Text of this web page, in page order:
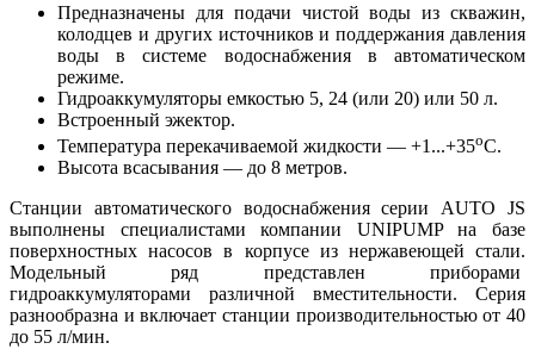
Предназначены для подачи чистой воды из скважин,
колодцев и других источников и поддержания давления
воды в системе водоснабжения в автоматическом
режиме.
Гидроаккумуляторы емкостью 5, 24 (или 20) или 50 л.
Встроенный эжектор.
Температура перекачиваемой жидкости — +1...+35оС.
Высота всасывания — до 8 метров.
Станции автоматического водоснабжения серии AUTO JS
выполнены специалистами компании UNIPUMP на базе
поверхностных насосов в корпусе из нержавеющей стали.
Модельный ряд представлен приборами
гидроаккумуляторами различной вместительности. Серия
разнообразна и включает станции производительностью от 40
до 55 л/мин.